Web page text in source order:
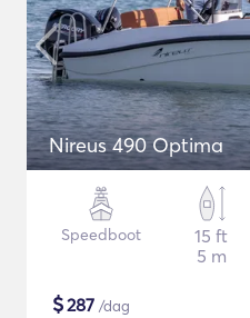
Nireus 490 Optima
Speedboot
15 ft
5 m
$287 /dag